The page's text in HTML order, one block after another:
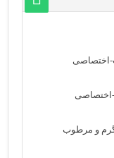
اختصاصی
اختصاصی
گرم و مرطوب